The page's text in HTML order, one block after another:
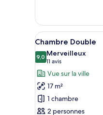
personne
type
de
chambre
Chambre
Double
pour
personne
Afficher
toutes
les
photos
pour
ce
type
6
Chambre Double
9,09,0 sur 10
Merveilleux
11 avis
(11 avis)
Vue sur la ville
17 m²
1 chambre
2 personnes